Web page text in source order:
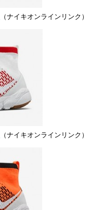
（ナイキオンラインリンク）
（ナイキオンラインリンク）